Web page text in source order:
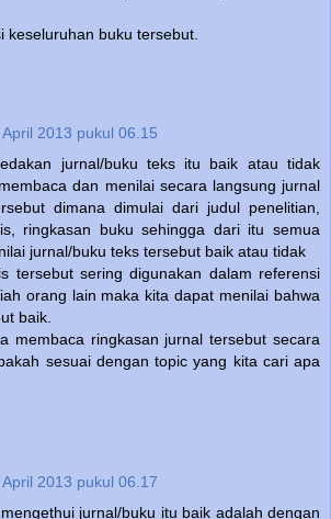
keseluruhan buku tersebut.
April 2013 pukul 06.15
jurnal/buku teks itu baik atau tidak
dan menilai secara langsung jurnal
dimana dimulai dari judul penelitian,
ringkasan buku sehingga dari itu semua
jurnal/buku teks tersebut baik atau tidak
tersebut sering digunakan dalam referensi
orang lain maka kita dapat menilai bahwa
baik.
membaca ringkasan jurnal tersebut secara
sesuai dengan topic yang kita cari apa
April 2013 pukul 06.17
jurnal/buku itu baik adalah dengan